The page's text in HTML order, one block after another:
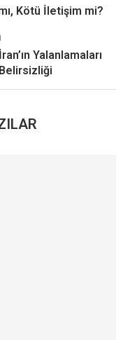
Kötü İletişim mi?
Yalanlamaları